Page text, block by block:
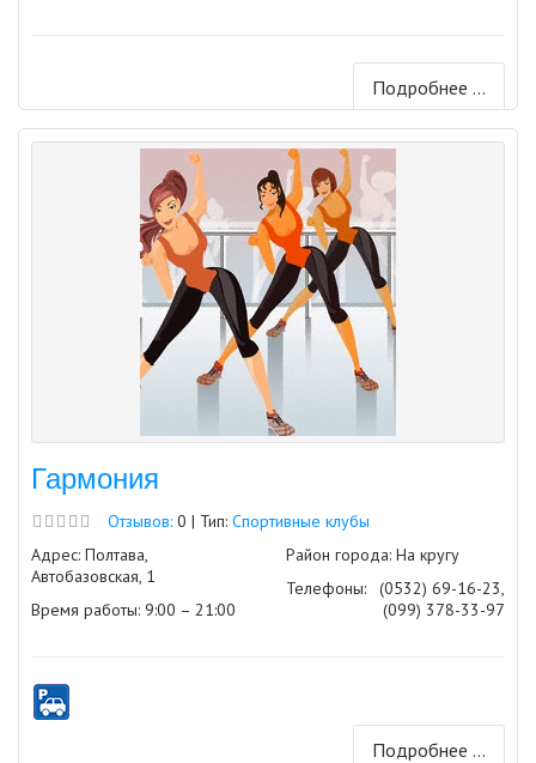
Подробнее ...
Гармония
Отзывов: 0 | Тип: Спортивные клубы
Адрес: Полтава,
Автобазовская, 1
Время работы: 9:00 – 21:00
Район города: На кругу
Телефоны:
(0532) 69-16-23,
(099) 378-33-97
Подробнее ...